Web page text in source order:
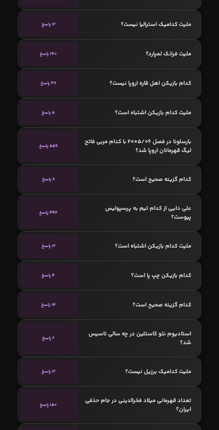
ملیت کدامیک استرالیا نیست؟ 12 پاسخ
ملیت فرانک لمپارد؟ 140 پاسخ
کدام بازیکن اهل قاره اروپا نیست؟ 38 پاسخ
ملیت کدام بازیکن اشتباه است؟ 5 پاسخ
بارسلونا در فصل 2005/06 با کدام مربی فاتح
لیگ قهرمانان اروپا شد؟
559 پاسخ
کدام گزینه صحیح است؟ 8 پاسخ
علی دایی از کدام تیم به پرسپولیس
پیوست؟
342 پاسخ
ملیت کدام بازیکن اشتباه است؟ 12 پاسخ
کدام بازیکن چپ پا است؟ 4 پاسخ
کدام گزینه صحیح است؟ 14 پاسخ
استادیوم نئو کاستلین در چه سالی تاسیس
شد؟
6 پاسخ
ملیت کدامیک برزیل نیست؟ 12 پاسخ
تعداد قهرمانی میلاد فخرالدینی در جام حذفی
ایران؟
150 پاسخ